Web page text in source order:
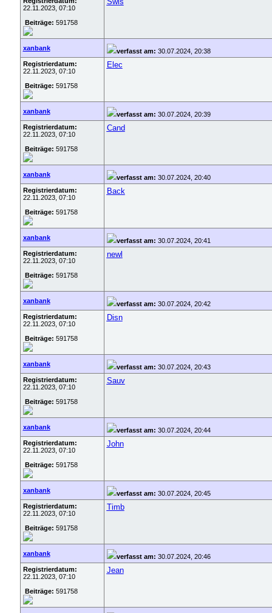
22.11.2023, 07:10
Beiträge: 591758
xanbank verfasst am: 30.07.2024, 20:38
Registrierdatum:
22.11.2023, 07:10
Beiträge: 591758
Elec
xanbank verfasst am: 30.07.2024, 20:39
Registrierdatum:
22.11.2023, 07:10
Beiträge: 591758
Cand
xanbank verfasst am: 30.07.2024, 20:40
Registrierdatum:
22.11.2023, 07:10
Beiträge: 591758
Back
xanbank verfasst am: 30.07.2024, 20:41
Registrierdatum:
22.11.2023, 07:10
Beiträge: 591758
newl
xanbank verfasst am: 30.07.2024, 20:42
Registrierdatum:
22.11.2023, 07:10
Beiträge: 591758
Disn
xanbank verfasst am: 30.07.2024, 20:43
Registrierdatum:
22.11.2023, 07:10
Beiträge: 591758
Sauv
xanbank verfasst am: 30.07.2024, 20:44
Registrierdatum:
22.11.2023, 07:10
Beiträge: 591758
John
xanbank verfasst am: 30.07.2024, 20:45
Registrierdatum:
22.11.2023, 07:10
Beiträge: 591758
Timb
xanbank verfasst am: 30.07.2024, 20:46
Registrierdatum:
22.11.2023, 07:10
Beiträge: 591758
Jean